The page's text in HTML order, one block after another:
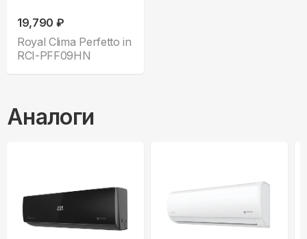
19,790 ₽
Royal Clima Perfetto in
RCI-PFF09HN
Аналоги